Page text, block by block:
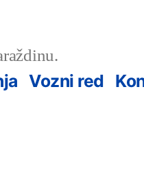
Vozni red